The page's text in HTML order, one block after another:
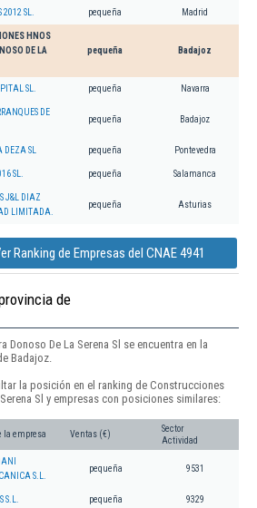
SL. pequeña Madrid
HNOS
DE LA
pequeña Badajoz
SL. pequeña Navarra
DE
pequeña Badajoz
DEZA SL pequeña Pontevedra
SL. pequeña Salamanca
J&L DIAZ
LIMITADA.
pequeña Asturias
Ranking de Empresas del CNAE 4941
de
Donoso De La Serena Sl se encuentra en la
Badajoz.
la posición en el ranking de Construcciones
Sl y empresas con posiciones similares:
la empresa Ventas (€)
Sector
Actividad
S.L.
pequeña 9531
S.L. pequeña 9329